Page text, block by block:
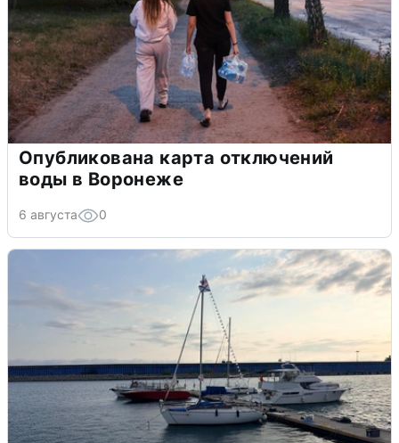
Опубликована карта отключений
воды в Воронеже
6 августа 0